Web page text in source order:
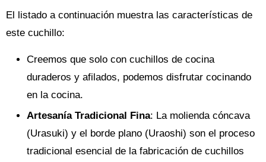
El listado a continuación muestra las características de
este cuchillo:
Creemos que solo con cuchillos de cocina
duraderos y afilados, podemos disfrutar cocinando
en la cocina.
Artesanía Tradicional Fina: La molienda cóncava
(Urasuki) y el borde plano (Uraoshi) son el proceso
tradicional esencial de la fabricación de cuchillos